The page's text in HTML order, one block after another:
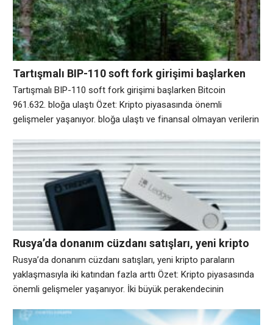
Tartışmalı BIP-110 soft fork girişimi başlarken
Bitcoin 961.632. bloğa ulaştı
Tartışmalı BIP-110 soft fork girişimi başlarken Bitcoin
961.632. bloğa ulaştı Özet: Kripto piyasasında önemli
gelişmeler yaşanıyor. bloğa ulaştı ve finansal olmayan verilerin
tartışmalı bir öneri olan BIP-110 için uzun zamandır beklenen
zorunlu sinyal dönemini tetikledi. Teklif, Cumartesi günü saat
19:35 UTC civarında sinyal aşamasına girdi ve madencilerden
gelen
Rusya’da donanım cüzdanı satışları, yeni kripto
paraların yaklaşmasıyla iki katından fazla arttı
Rusya’da donanım cüzdanı satışları, yeni kripto paraların
yaklaşmasıyla iki katından fazla arttı Özet: Kripto piyasasında
önemli gelişmeler yaşanıyor. İki büyük perakendecinin
hazırlanırken Rus tüketicilerin donanım kripto cüzdanlarına